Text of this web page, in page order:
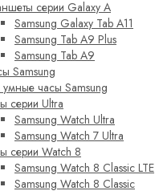
серии Galaxy A
Samsung Galaxy Tab A11
Samsung Tab A9 Plus
Samsung Tab A9
Samsung
умные часы Samsung
серии Ultra
Samsung Watch Ultra
Samsung Watch 7 Ultra
серии Watch 8
Samsung Watch 8 Classic LTE
Samsung Watch 8 Classic